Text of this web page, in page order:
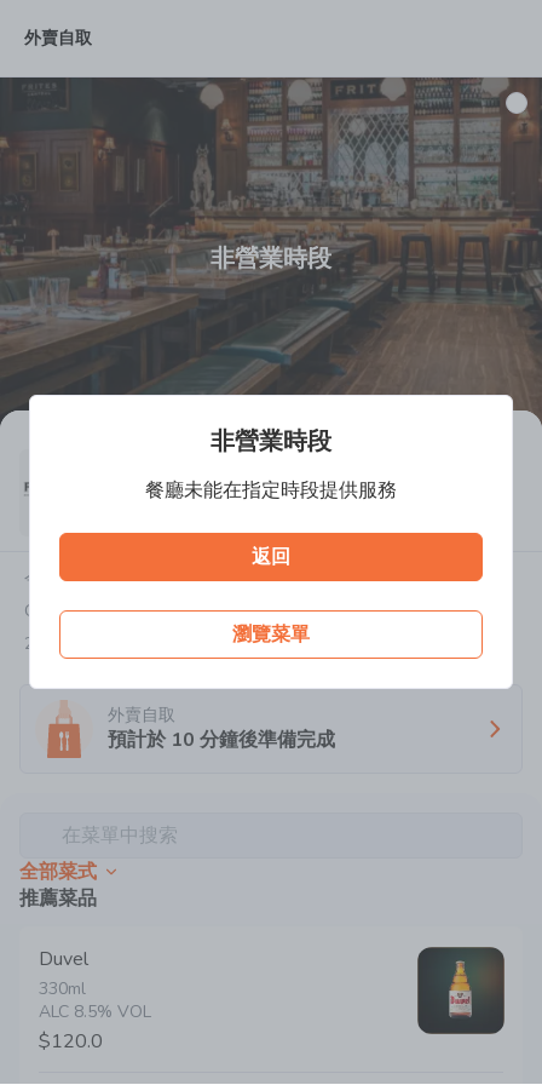
非營業時段
餐廳未能在指定時段提供服務
返回
瀏覽菜單
外賣自取
非營業時段
營業中
今天:休息日
G/F, Queen's Road Centre, 152 Queen's Road Central, Central
2217 6671
外賣自取
預計於 10 分鐘後準備完成
在菜單中搜索
全部菜式
推薦菜品 Cold Starter Hot Starter Salads
推薦菜品
Duvel
330ml
ALC 8.5% VOL
$120.0